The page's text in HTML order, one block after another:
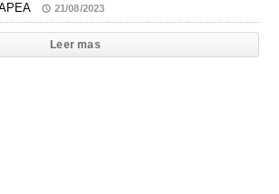
21/08/2023
Leer mas